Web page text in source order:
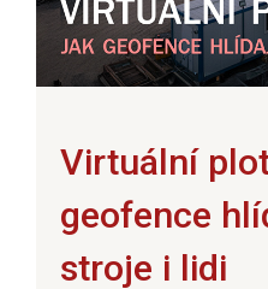
Virtuální
geofence
stroje i lidi